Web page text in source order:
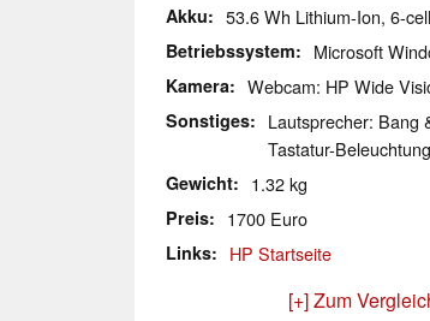
Akku 53.6 Wh Lithium-Ion, 6-cell
Betriebssystem Microsoft
Kamera Webcam: HP Wide
Sonstiges
Lautsprecher: Bang
Tastatur-
Gewicht 1.32 kg
Preis 1700 Euro
Links HP Startseite
[+] Zum